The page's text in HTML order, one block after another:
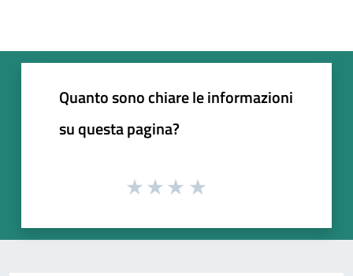
Quanto sono chiare le informazioni
su questa pagina?